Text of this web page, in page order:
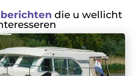
die u wellicht